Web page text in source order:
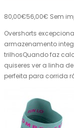
80,00€56,00€ Sem
Overshorts
armazenamento
trilhosQuando faz
quiseres ver a linha
perfeita para corrida